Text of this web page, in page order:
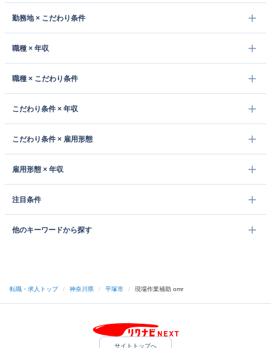
勤務地 × こだわり条件
職種 × 年収
職種 × こだわり条件
こだわり条件 × 年収
こだわり条件 × 雇用形態
雇用形態 × 年収
注目条件
他のキーワードから探す
転職・求人トップ / 神奈川県 / 平塚市 / 現場作業補助 omr
サイトトップへ